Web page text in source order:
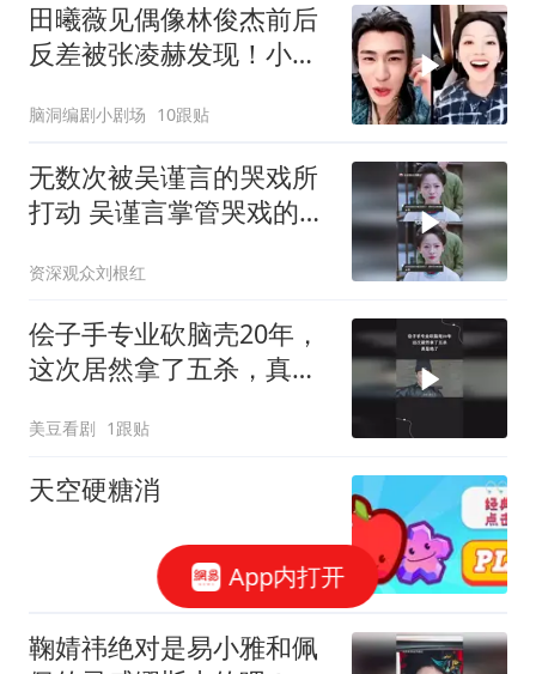
田曦薇见偶像林俊杰前后
反差被张凌赫发现！小迷
脑洞编剧小剧场 10跟贴
无数次被吴谨言的哭戏所
打动 吴谨言掌管哭戏的神
资深观众刘根红
侩子手专业砍脑壳20年，
这次居然拿了五杀，真是
美豆看剧 1跟贴
天空硬糖消
鞠婧祎绝对是易小雅和佩
App内打开